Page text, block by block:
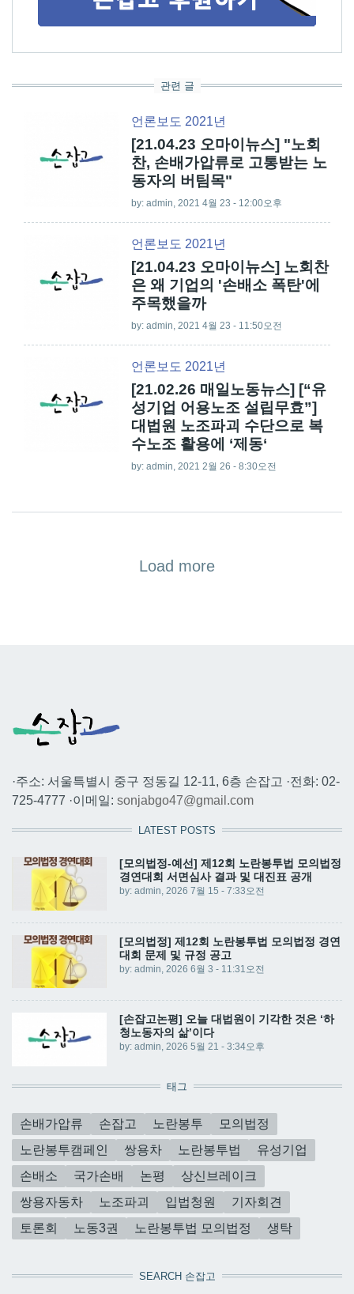
관련 글
언론보도 2021년
[21.04.23 오마이뉴스] "노회
찬, 손배가압류로 고통받는 노
동자의 버팀목"
by: admin , 2021 4월 23 - 12:00오후
언론보도 2021년
[21.04.23 오마이뉴스] 노회찬
은 왜 기업의 '손배소 폭탄'에
주목했을까
by: admin , 2021 4월 23 - 11:50오전
언론보도 2021년
[21.02.26 매일노동뉴스] [“유
성기업 어용노조 설립무효”]
대법원 노조파괴 수단으로 복
수노조 활용에 ‘제동‘
by: admin , 2021 2월 26 - 8:30오전
Load more
·주소: 서울특별시 중구 정동길 12-11, 6층 손잡고 ·전화: 02-
725-4777 ·이메일: sonjabgo47@gmail.com
LATEST POSTS
[모의법정-예선] 제12회 노란봉투법 모의법정
경연대회 서면심사 결과 및 대진표 공개
by: admin, 2026 7월 15 - 7:33오전
[모의법정] 제12회 노란봉투법 모의법정 경연
대회 문제 및 규정 공고
by: admin, 2026 6월 3 - 11:31오전
[손잡고논평] 오늘 대법원이 기각한 것은 ‘하
청노동자의 삶’이다
by: admin, 2026 5월 21 - 3:34오후
태그
손배가압류 손잡고 노란봉투
모의법정
노란봉투캠페인
쌍용차 노란봉투법
유성기업
손배소
국가손배 논평
상신브레이크
쌍용자동차
노조파괴 입법청원
기자회견
토론회
노동3권 노란봉투법 모의법정 생탁
SEARCH 손잡고